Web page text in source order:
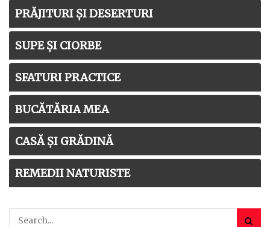
PRĂJITURI ȘI DESERTURI
SUPE ȘI CIORBE
SFATURI PRACTICE
BUCĂTĂRIA MEA
CASĂ ȘI GRĂDINĂ
REMEDII NATURISTE